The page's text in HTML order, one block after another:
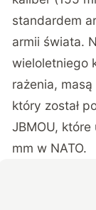
standardem
armii świata.
wieloletniego
rażenia,
który został
JBMOU,
mm w NATO.